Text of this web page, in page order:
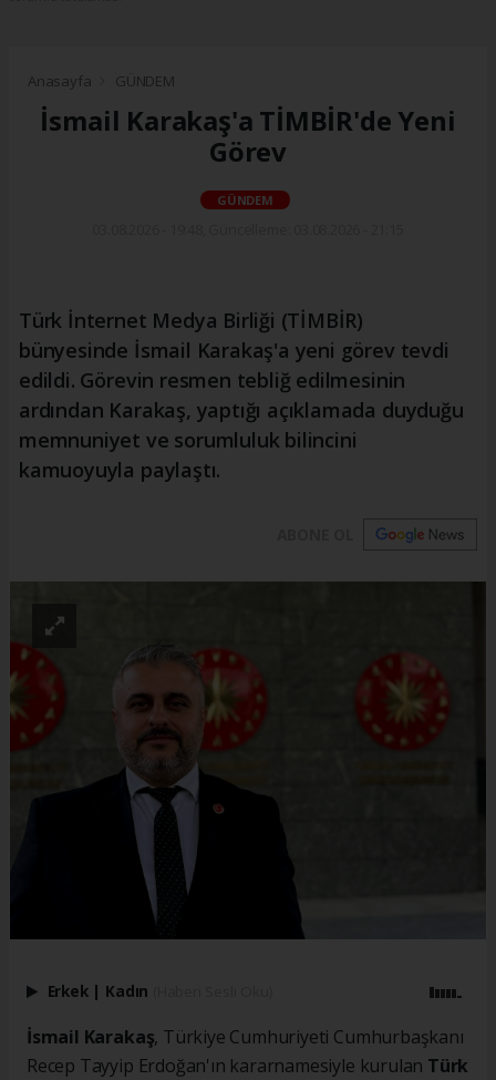
Anasayfa GÜNDEM
İsmail Karakaş'a TİMBİR'de Yeni
Görev
GÜNDEM
Türk İnternet Medya Birliği (TİMBİR)
bünyesinde İsmail Karakaş'a yeni görev tevdi
edildi. Görevin resmen tebliğ edilmesinin
ardından Karakaş, yaptığı açıklamada duyduğu
memnuniyet ve sorumluluk bilincini
kamuoyuyla paylaştı.
Erkek | Kadın
İsmail Karakaş, Türkiye Cumhuriyeti Cumhurbaşkanı
Recep Tayyip Erdoğan'ın kararnamesiyle kurulan Türk